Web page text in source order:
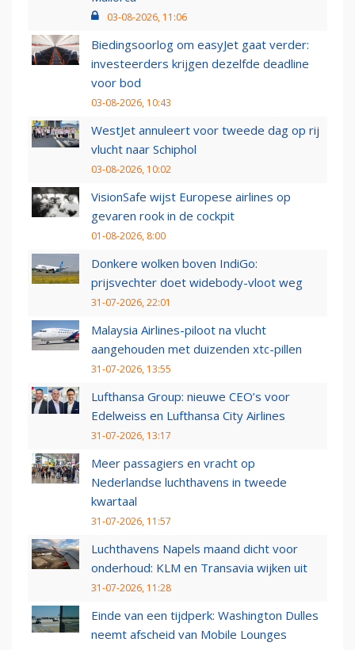
03-08-2026, 11:06
Biedingsoorlog om easyJet gaat verder:
investeerders krijgen dezelfde deadline
voor bod
03-08-2026, 10:43
WestJet annuleert voor tweede dag op rij
vlucht naar Schiphol
03-08-2026, 10:02
VisionSafe wijst Europese airlines op
gevaren rook in de cockpit
01-08-2026, 8:00
Donkere wolken boven IndiGo:
prijsvechter doet widebody-vloot weg
31-07-2026, 22:01
Malaysia Airlines-piloot na vlucht
aangehouden met duizenden xtc-pillen
31-07-2026, 13:55
Lufthansa Group: nieuwe CEO’s voor
Edelweiss en Lufthansa City Airlines
31-07-2026, 13:17
Meer passagiers en vracht op
Nederlandse luchthavens in tweede
kwartaal
31-07-2026, 11:57
Luchthavens Napels maand dicht voor
onderhoud: KLM en Transavia wijken uit
31-07-2026, 11:28
Einde van een tijdperk: Washington Dulles
neemt afscheid van Mobile Lounges